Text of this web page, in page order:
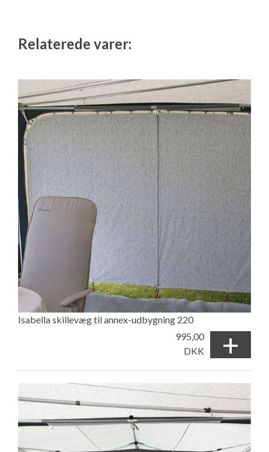
Relaterede varer:
Isabella skillevæg til annex-udbygning 220
995,00
DKK
+